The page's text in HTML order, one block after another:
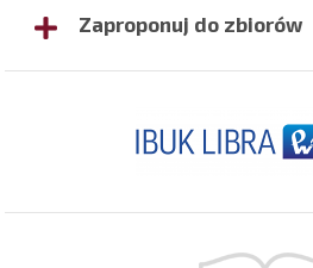
Zaproponuj do zbiorów